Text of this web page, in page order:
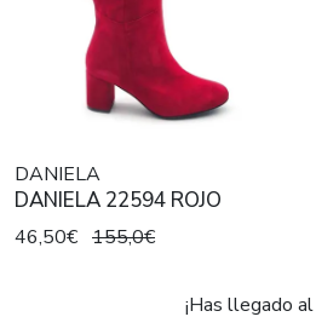
DANIELA
DANIELA 22594 ROJO
46,50€ 155,0€
¡Has llegado